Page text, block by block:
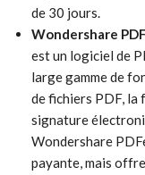
de 30 jours.
Wondershare
est un logiciel de
large gamme de
de fichiers PDF, la
signature
Wondershare
payante, mais